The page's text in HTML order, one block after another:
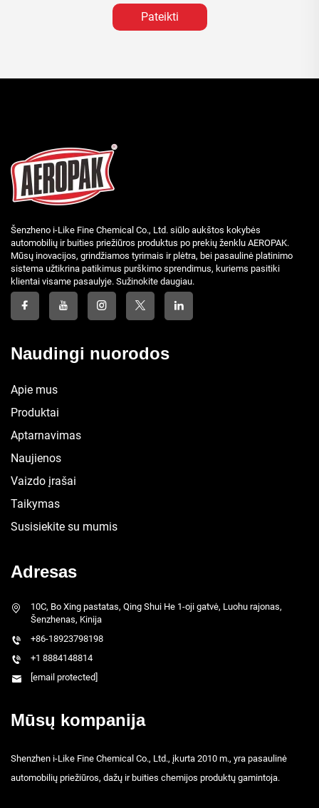
Pateikti
Šenzheno i-Like Fine Chemical Co., Ltd. siūlo aukštos kokybės
automobilių ir buities priežiūros produktus po prekių ženklu AEROPAK.
Mūsų inovacijos, grindžiamos tyrimais ir plėtra, bei pasaulinė platinimo
sistema užtikrina patikimus purškimo sprendimus, kuriems pasitiki
klientai visame pasaulyje. Sužinokite daugiau.
Naudingi nuorodos
Apie mus
Produktai
Aptarnavimas
Naujienos
Vaizdo įrašai
Taikymas
Susisiekite su mumis
Adresas
10C, Bo Xing pastatas, Qing Shui He 1-oji gatvė, Luohu rajonas,
Šenzhenas, Kinija
+86-18923798198
+1 8884148814
[email protected]
Mūsų kompanija
Shenzhen i-Like Fine Chemical Co., Ltd., įkurta 2010 m., yra pasaulinė
automobilių priežiūros, dažų ir buities chemijos produktų gamintoja.